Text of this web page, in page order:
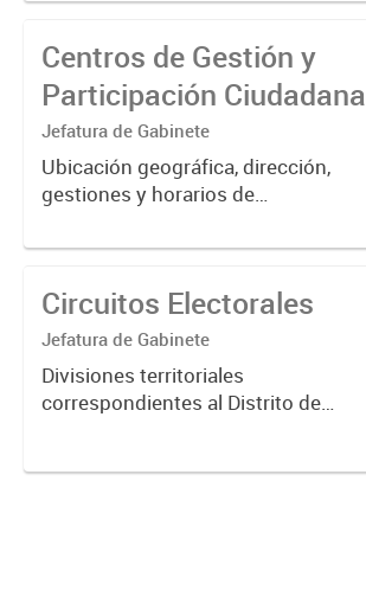
Centros de Gestión y
Participación Ciudadana
Jefatura de Gabinete
Ubicación geográfica, dirección,
gestiones y horarios de
CGPC.
Circuitos Electorales
Jefatura de Gabinete
Divisiones territoriales
correspondientes al Distrito de